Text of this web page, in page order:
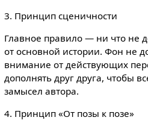
3. Принцип сценичности
Главное правило — ни что не
от основной истории. Фон не
внимание от действующих
дополнять друг друга, чтобы
замысел автора.
4. Принцип «От позы к позе»